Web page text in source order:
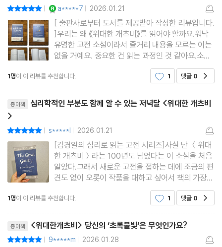
| a*****7 | 2026.01.21
[ 출판사로부터 도서를 제공받아 작성한 리뷰입니다.
]우리는 왜 《위대한 개츠비》를 읽어야 할까요.워낙
유명한 고전 소설이라서 줄거리 내용을 모르는 이는
없을 거예요. 중요한 건 읽는 과정인 것 같아요.소설
속 인물들이 보여주는 모습은 우리에겐 인생 교과서
같다고 생각해요. 유독 공감되는 인물이 있는가 하면
도저히 이해할 수 없는 인물이 있잖아요. 그들을 통
해서 나 자신
1명이 이 리뷰를 추천합니다. 1 댓글 0
종이책
심리학적인 부분도 함께 알 수 있는 저녁달 <위대한 개츠비
>
| s*****l | 2026.01.21
[김경일의 심리로 읽는 고전 시리즈]사실 난 ＜위대
한 개츠비＞라는 100년도 넘었다는 이 소설을 처음
알았다.그래서 새로운 고전을 접하는 데에 조금의 편
견도 없이 오롯이 작품을 대하고 싶어서 책의 가장
앞부분에 있는 김경일 교수님의 추천의 글을 맨 마지
막에 읽었다. 잘 한 것 같다.가난한 농가 출신의 제임
스 개츠. 그리고 자기 인생을 새로 쓰기로 결심하고,
이름도 버리고 자신
1명이 이 리뷰를 추천합니다. 1 댓글 0
종이책 <위대한개츠비> 당신의 ‘초록불빛‘은 무엇인가요?
| 9*****m | 2026.01.28